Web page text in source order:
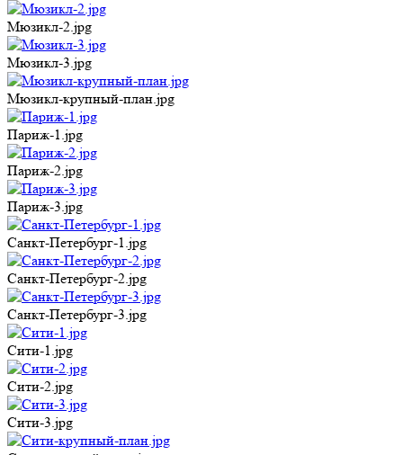
Мюзикл-2.jpg
Мюзикл-3.jpg
Мюзикл-крупный-план.jpg
Париж-1.jpg
Париж-2.jpg
Париж-3.jpg
Санкт-Петербург-1.jpg
Санкт-Петербург-2.jpg
Санкт-Петербург-3.jpg
Сити-1.jpg
Сити-2.jpg
Сити-3.jpg